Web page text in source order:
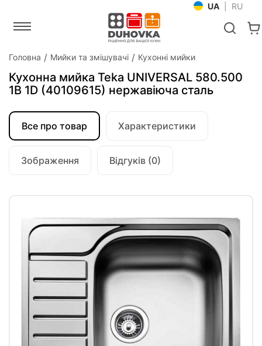
UA RU
Головна Мийки та змішувачі Кухонні мийки
Кухонна мийка Teka UNIVERSAL 580.500
1B 1D (40109615) нержавіюча сталь
Все про товар Характеристики
Зображення Відгуків (0)